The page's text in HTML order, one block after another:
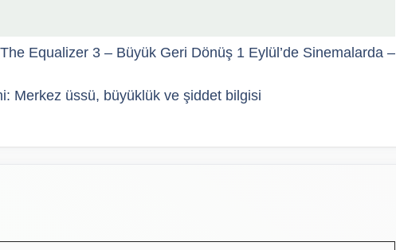
Equalizer 3 – Büyük Geri Dönüş 1 Eylül’de Sinemalarda –
Merkez üssü, büyüklük ve şiddet bilgisi